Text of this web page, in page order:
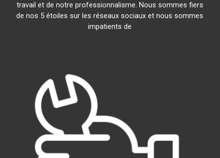
travail et de notre professionnalisme. Nous sommes fiers
de nos 5 étoiles sur les réseaux sociaux et nous sommes
impatients de